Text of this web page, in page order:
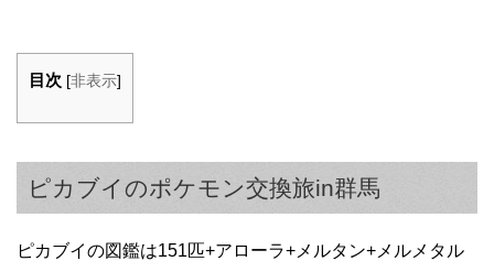
目次 [非表示]
ピカブイのポケモン交換旅in群馬
ピカブイの図鑑は151匹+アローラ+メルタン+メルメタル